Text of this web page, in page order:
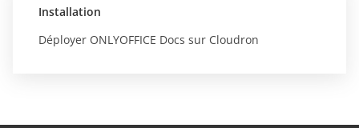
Installation
Déployer ONLYOFFICE Docs sur Cloudron